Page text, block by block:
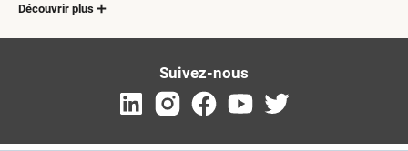
Découvrir plus
Suivez-nous